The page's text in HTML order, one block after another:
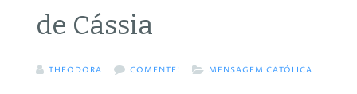
de Cássia
THEODORA COMENTE! MENSAGEM CATÓLICA